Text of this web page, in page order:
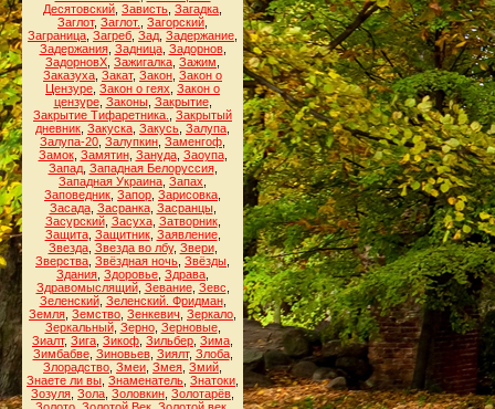
Десятовский Зависть Загадка
Заглот, Заглот. Загорский
Заграница Загреб Зад Задержание
Задержания, Задница, Задорнов,
ЗадорновХ Зажигалка Зажим
Заказуха Закат, Закон Закон о
Цензуре Закон о геях Закон о
цензуре, Законы, Закрытие,
Закрытие Тифаретника.
Закрытый
дневник Закуска Закусь Залупа
Залупа-20 Залупкин Заменгоф
Замок, Замятин, Зануда, Заоупа,
Запад, Западная Белоруссия,
Западная Украина Запах
Заповедник Запор Зарисовка
Засада, Засранка, Засранцы,
Засурский, Засуха, Затворник,
Защита, Защитник, Заявление,
Звезда, Звезда во лбу, Звери,
Зверства Звёздная ночь Звёзды
Здания Здоровье Здрава
Здравомыслящий, Зевание, Зевс
Зеленский, Зеленский. Фридман,
Земля Земство Зенкевич Зеркало
Зеркальный, Зерно, Зерновые,
Зиалт, Зига Зикоф Зильбер Зима
Зимбабве, Зиновьев, Зиялт, Злоба,
Злорадство Змеи Змея Змий
Знаете ли вы Знаменатель Знатоки
Зозуля Зола Золовкин Золотарёв